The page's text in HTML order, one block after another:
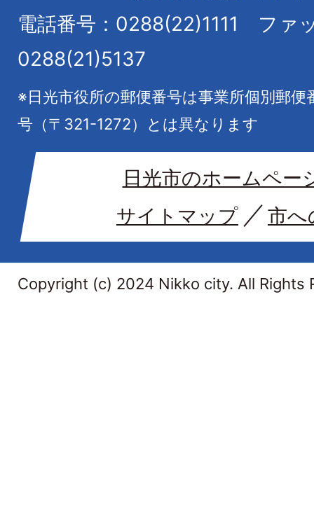
電話番号：0288(22)1111
ファ
0288(21)5137
※日光市役所の郵便番号は事業所個別郵
号（〒321-1272）とは異なります
日光市のホームペー
サイトマップ
市へ
Copyright (c) 2024 Nikko city. All Rights